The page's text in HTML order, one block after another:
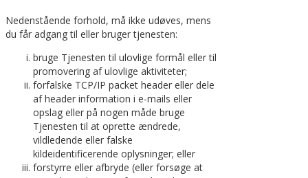
Nedenstående forhold, må ikke udøves, mens
du får adgang til eller bruger tjenesten:
bruge Tjenesten til ulovlige formål eller til
promovering af ulovlige aktiviteter;
forfalske TCP/IP packet header eller dele
af header information i e-mails eller
opslag eller på nogen måde bruge
Tjenesten til at oprette ændrede,
vildledende eller falske
kildeidentificerende oplysninger; eller
forstyrre eller afbryde (eller forsøge at